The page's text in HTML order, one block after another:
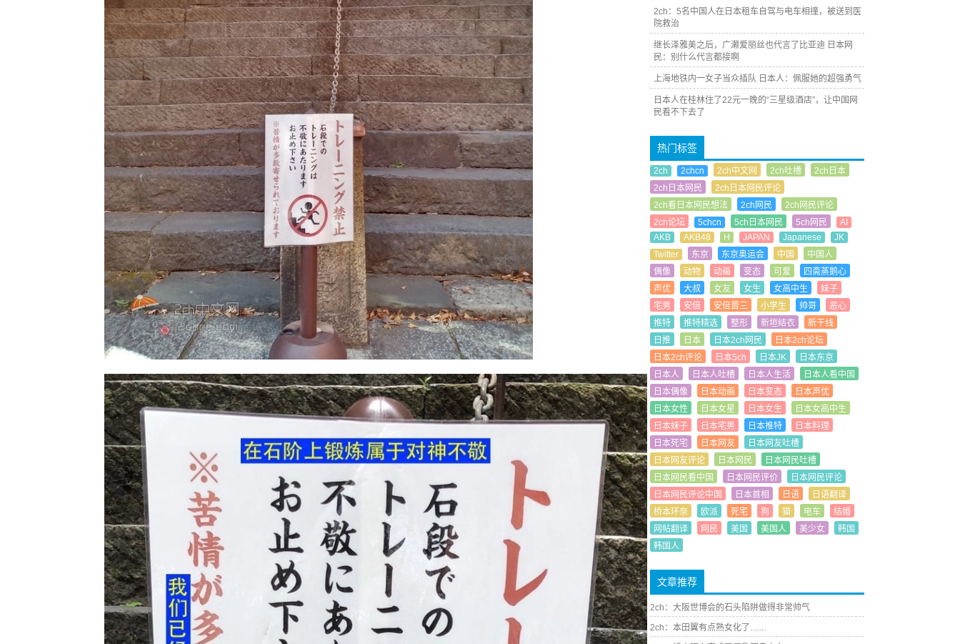
2ch：5名中国人在日本租车自驾与电车相撞，被送到医
院救治
继长泽雅美之后，广濑爱丽丝也代言了比亚迪 日本网
民：别什么代言都接啊
上海地铁内一女子当众插队 日本人：佩服她的超强勇气
日本人在桂林住了22元一晚的“三星级酒店”，让中国网
民看不下去了
热门标签
2ch 2chcn 2ch中文网 2ch吐槽
2ch日本
2ch日本网民
2ch日本网民评论
2ch看日本网民想法
2ch网民
2ch网民评论
2ch论坛
5chcn 5ch日本网民 5ch网民
AI
AKB
AKB48 H JAPAN Japanese
JK
Twitter
东京 东京奥运会 中国
中国人
偶像
动物 动画 变态 可爱
四斋蒸鹅心
声优
大叔 女友 女生 女高中生
妹子
宅男
安倍 安倍晋三 小学生 帅哥
恶心
推特
推特精选 整形 新垣结衣
新干线
日推
日本 日本2ch网民
日本2ch论坛
日本2ch评论
日本5ch 日本JK
日本东京
日本人
日本人吐槽 日本人生活
日本人看中国
日本偶像
日本动画 日本变态
日本声优
日本女性
日本女星 日本女生
日本女高中生
日本妹子
日本宅男 日本推特
日本料理
日本死宅
日本网友
日本网友吐槽
日本网友评论
日本网民
日本网民吐槽
日本网民看中国
日本网民评价
日本网民评论
日本网民评论中国
日本首相 日语
日语翻译
桥本环奈
欧派 死宅 狗 猫 电车
结婚
网帖翻译
网民 美国 美国人 美少女
韩国
韩国人
文章推荐
2ch：大阪世博会的石头陷阱做得非常帅气
2ch：本田翼有点熟女化了……